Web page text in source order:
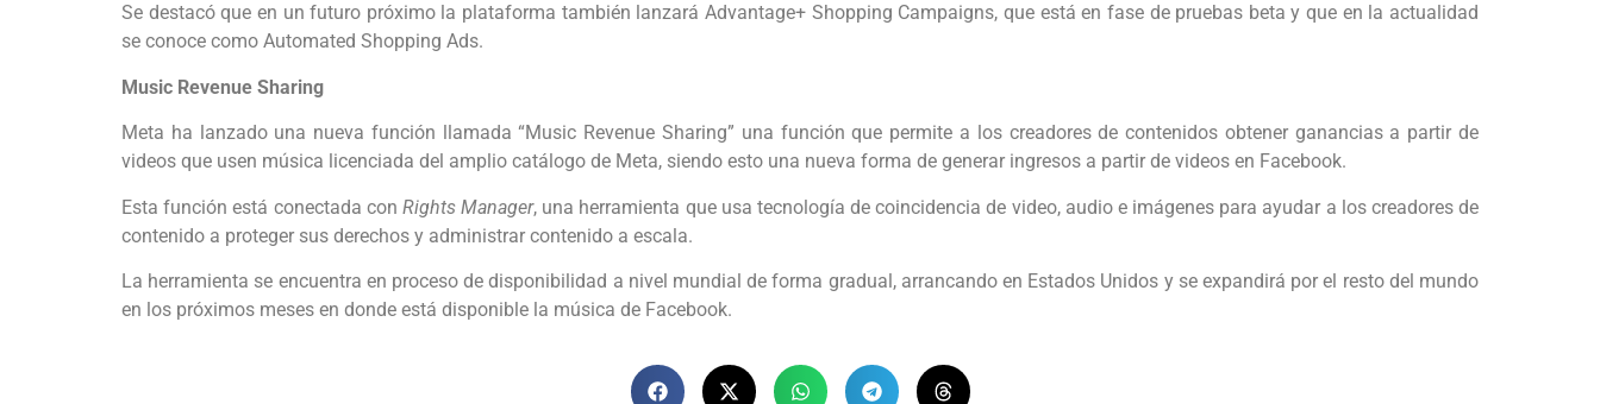
Se destacó que en un futuro próximo la plataforma también lanzará Advantage+ Shopping Campaigns, que está en fase de pruebas beta y que en la actualidad
se conoce como Automated Shopping Ads.
Music Revenue Sharing
Meta ha lanzado una nueva función llamada “Music Revenue Sharing” una función que permite a los creadores de contenidos obtener ganancias a partir de
videos que usen música licenciada del amplio catálogo de Meta, siendo esto una nueva forma de generar ingresos a partir de videos en Facebook.
Esta función está conectada con Rights Manager, una herramienta que usa tecnología de coincidencia de video, audio e imágenes para ayudar a los creadores de
contenido a proteger sus derechos y administrar contenido a escala.
La herramienta se encuentra en proceso de disponibilidad a nivel mundial de forma gradual, arrancando en Estados Unidos y se expandirá por el resto del mundo
en los próximos meses en donde está disponible la música de Facebook.